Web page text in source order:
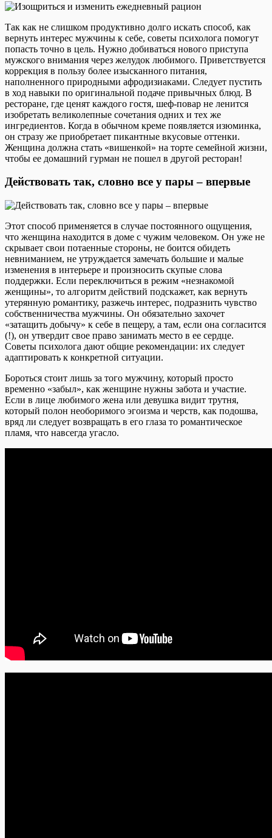
Так как не слишком продуктивно долго искать способ, как
вернуть интерес мужчины к себе, советы психолога помогут
попасть точно в цель. Нужно добиваться нового приступа
мужского внимания через желудок любимого. Приветствуется
коррекция в пользу более изысканного питания,
наполненного природными афродизиаками. Следует пустить
в ход навыки по оригинальной подаче привычных блюд. В
ресторане, где ценят каждого гостя, шеф-повар не ленится
изобретать великолепные сочетания одних и тех же
ингредиентов. Когда в обычном креме появляется изюминка,
он стразу же приобретает пикантные вкусовые оттенки.
Женщина должна стать «вишенкой» на торте семейной жизни,
чтобы ее домашний гурман не пошел в другой ресторан!
Действовать так, словно все у пары – впервые
Этот способ применяется в случае постоянного ощущения,
что женщина находится в доме с чужим человеком. Он уже не
скрывает свои потаенные стороны, не боится обидеть
невниманием, не утруждается замечать большие и малые
изменения в интерьере и произносить скупые слова
поддержки. Если переключиться в режим «незнакомой
женщины», то алгоритм действий подскажет, как вернуть
утерянную романтику, разжечь интерес, подразнить чувство
собственничества мужчины. Он обязательно захочет
«затащить добычу» к себе в пещеру, а там, если она согласится
(!), он утвердит свое право занимать место в ее сердце.
Советы психолога дают общие рекомендации: их следует
адаптировать к конкретной ситуации.
Бороться стоит лишь за того мужчину, который просто
временно «забыл», как женщине нужны забота и участие.
Если в лице любимого жена или девушка видит трутня,
который полон необоримого эгоизма и черств, как подошва,
вряд ли следует возвращать в его глаза то романтическое
пламя, что навсегда угасло.